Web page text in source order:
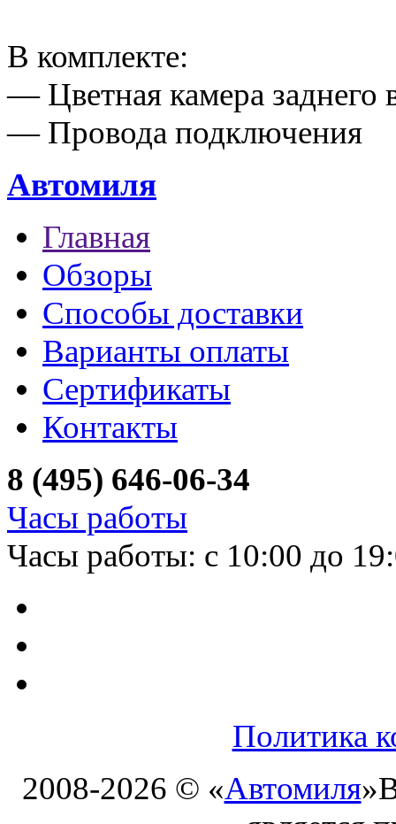
В комплекте:
— Цветная камера заднего
— Провода подключения
Автомиля
Главная
Обзоры
Способы доставки
Варианты оплаты
Сертификаты
Контакты
8 (495) 646-06-34
Часы работы
Часы работы: с 10:00 до
Политика
2008-2026 © «Автомиля»